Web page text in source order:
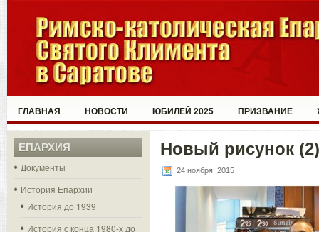
ГЛАВНАЯ НОВОСТИ ЮБИЛЕЙ 2025 ПРИЗВАНИЕ
ЕПАРХИЯ
Документы
История Епархии
История до 1939
История с конца 1980-х до
Новый рисунок
24 ноября, 2015